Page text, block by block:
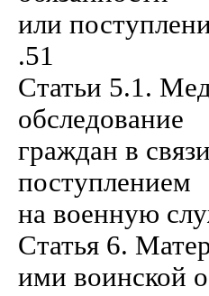
или
.51
Статьи 5.1.
обследование
граждан в
поступлением
на военную
Статья 6.
ими воинской